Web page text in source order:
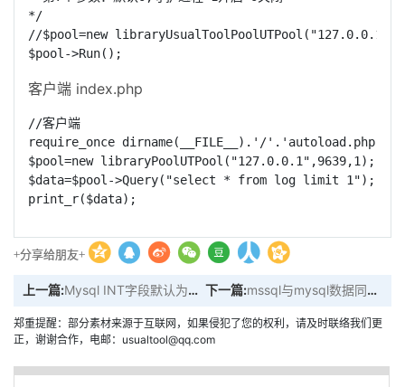
*/
//$pool=new
$pool->Run();
客户端 index.php
//客户端
require_once dirname(__FILE__).'/'.'autoload.php';
$pool=new libraryPoolUTPool("127.0.0.1",9639,1);
$data=$pool->Query("select * from log limit 1");
print_r($data);
+分享给朋友+
上一篇:Mysql INT字段默认为0且允许为空，传空值却失败？ 下一篇:mssql与mysql数据同步的Kafka实验
郑重提醒：部分素材来源于互联网，如果侵犯了您的权利，请及时联络我们更
正，谢谢合作，电邮：usualtool@qq.com